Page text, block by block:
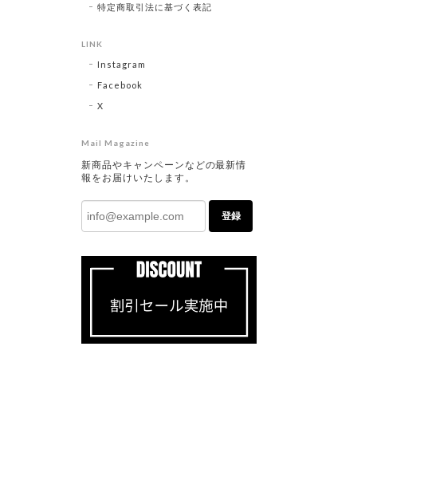
特定商取引法に基づく表記
LINK
Instagram
Facebook
X
Mail Magazine
新商品やキャンペーンなどの最新情
報をお届けいたします。
登録